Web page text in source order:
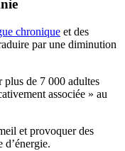
chronique et des
par une diminution
plus de 7 000 adultes
associée » au
et provoquer des
d’énergie.